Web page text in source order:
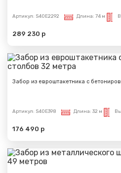
Артикул: S40E2292 Длина: 74 м
289 230 р
Забор из евроштакетника с
Артикул: S40E398 Длина: 32 м
176 490 р